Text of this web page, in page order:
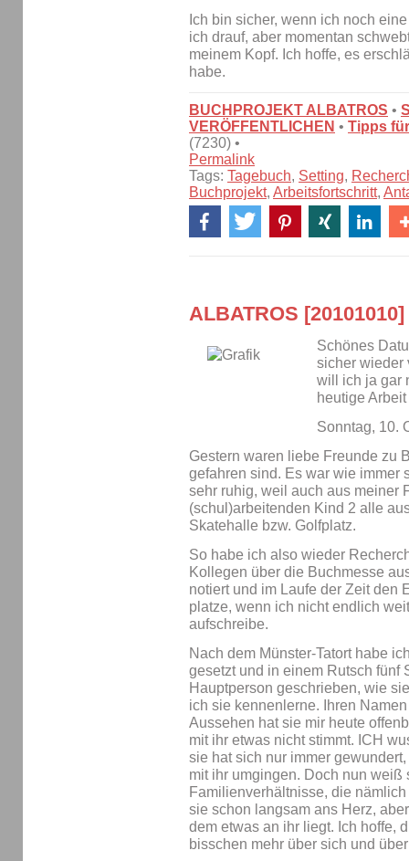
Ich bin sicher, wenn ich noch
ich drauf, aber momentan
meinem Kopf. Ich hoffe, es
habe.
BUCHPROJEKT ALBATROS •
VERÖFFENTLICHEN • Tipps
(7230) •
Permalink
Tags: Tagebuch, Setting,
Buchprojekt, Arbeitsfortschritt,
ALBATROS [20101010]
Schönes
sicher wieder
will ich ja gar
heutige
Sonntag, 10.
Gestern waren liebe Freunde zu
gefahren sind. Es war wie immer
sehr ruhig, weil auch aus meiner
(schul)arbeitenden Kind 2 alle
Skatehalle bzw. Golfplatz.
So habe ich also wieder
Kollegen über die Buchmesse
notiert und im Laufe der Zeit den
platze, wenn ich nicht endlich
aufschreibe.
Nach dem Münster-Tatort habe
gesetzt und in einem Rutsch fünf
Hauptperson geschrieben, wie
ich sie kennenlerne. Ihren
Aussehen hat sie mir heute
mit ihr etwas nicht stimmt. ICH
sie hat sich nur immer
mit ihr umgingen. Doch nun
Familienverhältnisse, die
sie schon langsam ans Herz,
dem etwas an ihr liegt. Ich hoffe,
bisschen mehr über sich und